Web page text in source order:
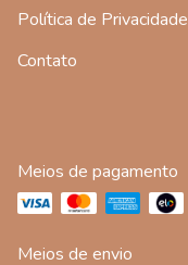
Política de Privacidade
Contato
Meios de pagamento
Meios de envio